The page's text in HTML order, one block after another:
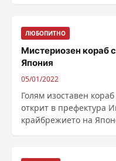
ЛЮБОПИТНО
Мистериозен кораб
Япония
05/01/2022
Голям изоставен
открит в префектура
крайбрежието на